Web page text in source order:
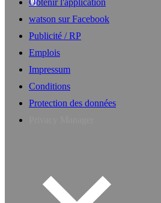
Obtenir l'application
watson sur Facebook
Publicité / RP
Emplois
Impressum
Conditions
Protection des données